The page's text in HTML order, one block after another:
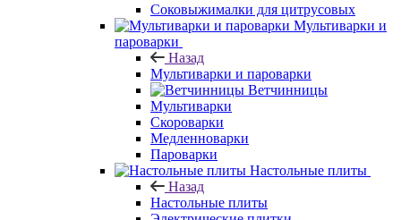
Соковыжималки для цитрусовых
Мультиварки и
пароварки
Назад
Мультиварки и пароварки
Ветчинницы
Мультиварки
Скороварки
Медленноварки
Пароварки
Настольные плиты
Назад
Настольные плиты